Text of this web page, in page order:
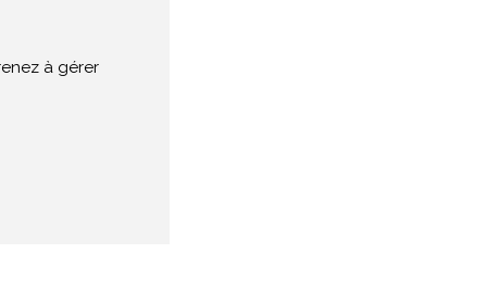
à gérer